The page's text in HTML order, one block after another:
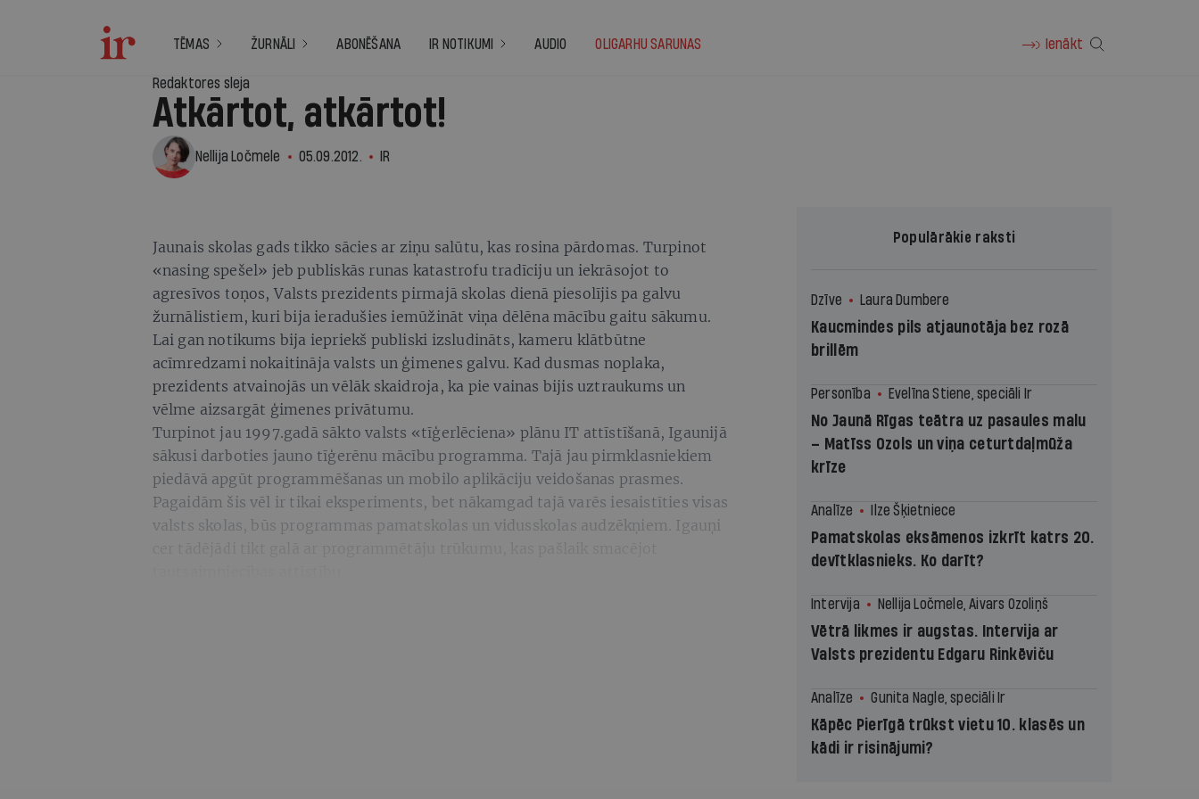
TĒMAS ŽURNĀLI ABONĒŠANA IR NOTIKUMI AUDIO OLIGARHU SARUNAS Ienākt
Redaktores sleja
Atkārtot, atkārtot!
Nellija Ločmele 05.09.2012. IR
Jaunais skolas gads tikko sācies ar ziņu salūtu, kas rosina pārdomas. Turpinot
«nasing spešel» jeb publiskās runas katastrofu tradīciju un iekrāsojot to
agresīvos toņos, Valsts prezidents pirmajā skolas dienā piesolījis pa galvu
žurnālistiem, kuri bija ieradušies iemūžināt viņa dēlēna mācību gaitu sākumu.
Lai gan notikums bija iepriekš publiski izsludināts, kameru klātbūtne
acīmredzami nokaitināja valsts un ģimenes galvu. Kad dusmas noplaka,
prezidents atvainojās un vēlāk skaidroja, ka pie vainas bijis uztraukums un
vēlme aizsargāt ģimenes privātumu.
Turpinot jau 1997.gadā sākto valsts «tīģerlēciena» plānu IT attīstīšanā, Igaunijā
sākusi darboties jauno tīģerēnu mācību programma. Tajā jau pirmklasniekiem
piedāvā apgūt programmēšanas un mobilo aplikāciju veidošanas prasmes.
Pagaidām šis vēl ir tikai eksperiments, bet nākamgad tajā varēs iesaistīties visas
valsts skolas, būs programmas pamatskolas un vidusskolas audzēkņiem. Igauņi
Populārākie raksti
Dzīve Laura Dumbere
Kaucmindes pils atjaunotāja bez rozā
brillēm
Personība Evelīna Stiene, speciāli Ir
No Jaunā Rīgas teātra uz pasaules malu
– Matīss Ozols un viņa ceturtdaļmūža
krīze
Analīze Ilze Šķietniece
Pamatskolas eksāmenos izkrīt katrs 20.
devītklasnieks. Ko darīt?
Intervija Nellija Ločmele, Aivars Ozoliņš
Vētrā likmes ir augstas. Intervija ar
Valsts prezidentu Edgaru Rinkēviču
Analīze Gunita Nagle, speciāli Ir
Kāpēc Pierīgā trūkst vietu 10. klasēs un
kādi ir risinājumi?